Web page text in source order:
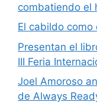
combatiendo el
El cabildo
Presentan el
III Feria
Joel Amoroso
de Always